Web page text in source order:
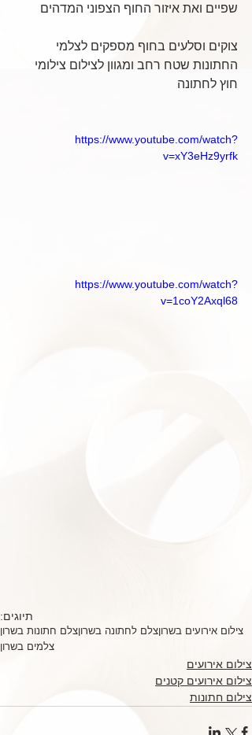
שפיים ואת איזור החוף הצפוני המדהים
צוקים וסלעים בחוף מספקים לצלמי
החתונות שטח רחב ומגוון לצילום צילומי
חוץ לחתונה
https://www.youtube.com/watch?
v=xY3eHz9yrfk
https://www.youtube.com/watch?
v=1coY2Axql68
תיוגים:
צילום אירועים בשרוןצלם לחתונה בשרוןצלם חתונות בשרון
צלמים בשרון
צילום אירועים
צילום אירועים קטנים
צילום חתונות